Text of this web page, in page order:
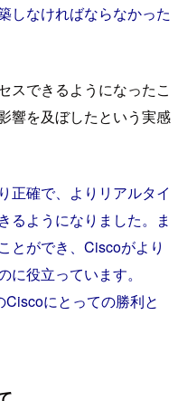
しなければならなかった
スできるようになったこ
響を及ぼしたという実感
正確で、よりリアルタイ
るようになりました。ま
とができ、Ciscoがより
役立っています。
にとっての勝利と